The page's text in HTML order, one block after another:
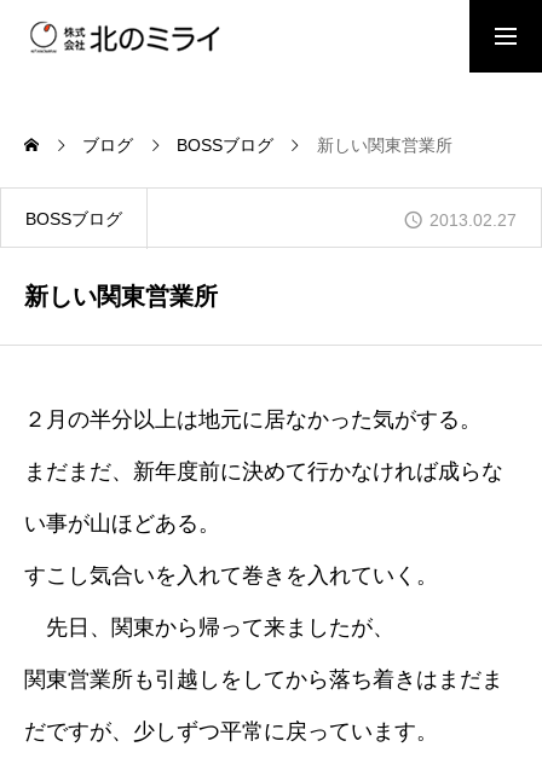
会社概要
事業内容
お問い合わせ
採用情報
ブログ
ブログ BOSSブログ 新しい関東営業所
BOSSブログ 2013.02.27
新しい関東営業所
２月の半分以上は地元に居なかった気がする。
まだまだ、新年度前に決めて行かなければ成らな
い事が山ほどある。
すこし気合いを入れて巻きを入れていく。
先日、関東から帰って来ましたが、
関東営業所も引越しをしてから落ち着きはまだま
だですが、少しずつ平常に戻っています。